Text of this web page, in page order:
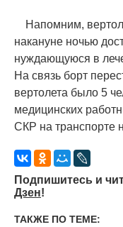
Напомним,
накануне ночью
нуждающуюся в
На связь борт
вертолета было 5
медицинских
СКР на транспорте
Подпишитесь и
Дзен!
ТАКЖЕ ПО ТЕМЕ: